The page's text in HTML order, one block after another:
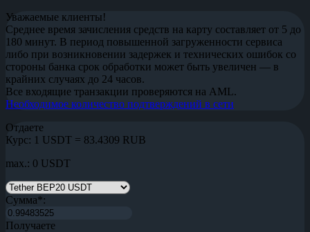
Уважаемые клиенты!
Среднее время зачисления средств на карту составляет от 5 до
180 минут. В период повышенной загруженности сервиса
либо при возникновении задержек и технических ошибок со
стороны банка срок обработки может быть увеличен — в
крайних случаях до 24 часов.
Все входящие транзакции проверяются на AML.
Необходимое количество подтверждений в сети
Отдаете
Курс: 1 USDT = 83.4309 RUB
max.: 0 USDT
Сумма*:
Получаете